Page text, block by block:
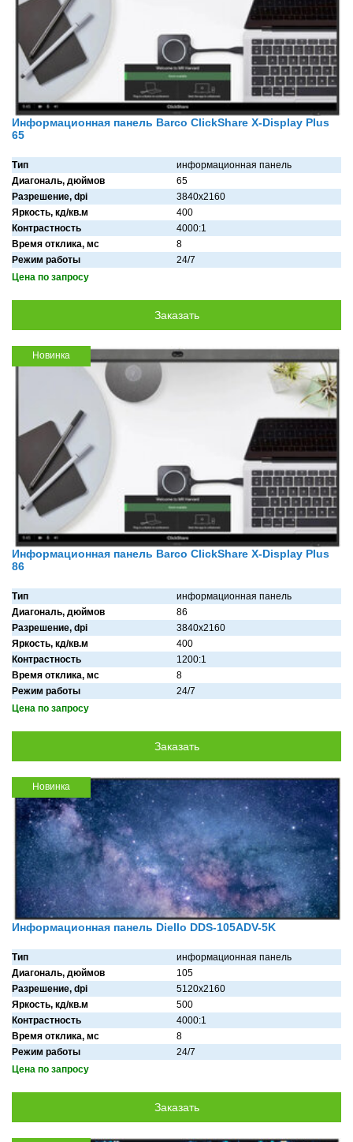
Информационная панель Barco ClickShare X-Display Plus
65
Тип
информационная панель
Диагональ, дюймов
65
Разрешение, dpi
3840x2160
Яркость, кд/кв.м
400
Контрастность
4000:1
Время отклика, мс
8
Режим работы
24/7
Цена по запросу
Новинка
Информационная панель Barco ClickShare X-Display Plus
86
Тип
информационная панель
Диагональ, дюймов
86
Разрешение, dpi
3840x2160
Яркость, кд/кв.м
400
Контрастность
1200:1
Время отклика, мс
8
Режим работы
24/7
Цена по запросу
Новинка
Информационная панель Diello DDS-105ADV-5K
Тип
информационная панель
Диагональ, дюймов
105
Разрешение, dpi
5120x2160
Яркость, кд/кв.м
500
Контрастность
4000:1
Время отклика, мс
8
Режим работы
24/7
Цена по запросу